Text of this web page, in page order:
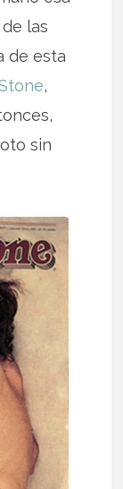
las
de esta
,
sin